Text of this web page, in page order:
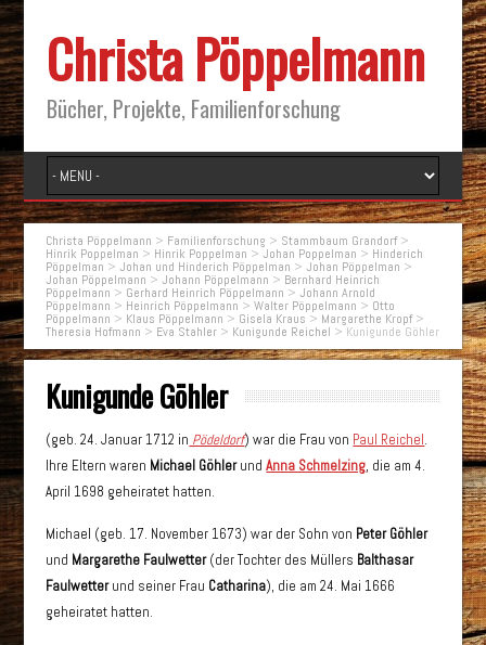
Christa Pöppelmann
Bücher, Projekte, Familienforschung
Christa Pöppelmann > Familienforschung > Stammbaum Grandorf>
Hinrik Poppelman > Hinrik Poppelman >Johan Poppelman > Hinderich
Pöppelman >Johan und Hinderich Pöppelman >Johan Pöppelman >
Johan Pöppelmann >Johann Pöppelmann > Bernhard Heinrich
Pöppelmann > Gerhard Heinrich Pöppelmann >Johann Arnold
Pöppelmann > Heinrich Pöppelmann >Walter Pöppelmann > Otto
Pöppelmann > Klaus Pöppelmann > Gisela Kraus > Margarethe Kropf>
Theresia Hofmann > Eva Stahler > Kunigunde Reichel > Kunigunde Göhler
Kunigunde Göhler
(geb. 24. Januar 1712 in Pödeldorf) war die Frau von Paul Reichel.
Ihre Eltern waren Michael GöhlerundAnna Schmelzing, die am 4.
April 1698 geheiratet hatten.
Michael (geb. 17. November 1673) war der Sohn von Peter Göhler
und Margarethe Faulwetter(der Tochter des Müllers Balthasar
Faulwetterund seiner Frau Catharina), die am 24. Mai 1666
geheiratet hatten.